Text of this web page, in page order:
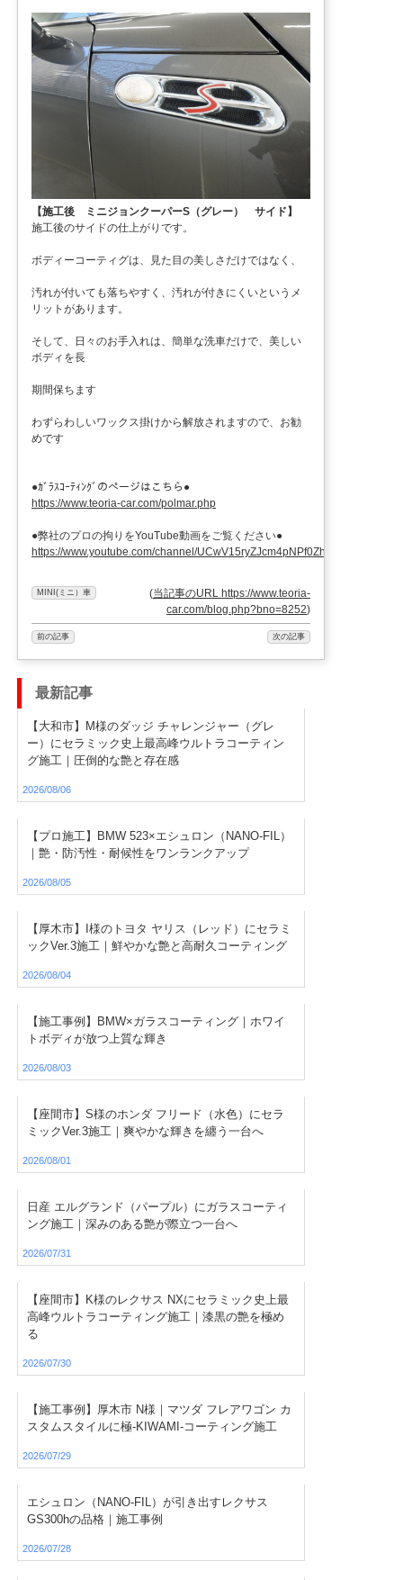
【施工後 ミニジョンクーパーS（グレー） サイド】
施工後のサイドの仕上がりです。
ボディーコーティグは、見た目の美しさだけではなく、
汚れが付いても落ちやすく、汚れが付きにくいというメ
リットがあります。
そして、日々のお手入れは、簡単な洗車だけで、美しい
ボディを長
期間保ちます
わずらわしいワックス掛けから解放されますので、お勧
めです
●ｶﾞﾗｽｺｰﾃｨﾝｸﾞのぺージはこちら●
https://www.teoria-car.com/polmar.php
●弊社のプロの拘りをYouTube動画をご覧ください●
https://www.youtube.com/channel/UCwV15ryZJcm4pNPf0ZhXu9g
MINI(ミニ）車 (当記事のURL https://www.teoria-
car.com/blog.php?bno=8252)
前の記事 次の記事
最新記事
【大和市】M様のダッジ チャレンジャー（グレ
ー）にセラミック史上最高峰ウルトラコーティン
グ施工｜圧倒的な艶と存在感
2026/08/06
【プロ施工】BMW 523×エシュロン（NANO-FIL）
｜艶・防汚性・耐候性をワンランクアップ
2026/08/05
【厚木市】I様のトヨタ ヤリス（レッド）にセラミ
ックVer.3施工｜鮮やかな艶と高耐久コーティング
2026/08/04
【施工事例】BMW×ガラスコーティング｜ホワイ
トボディが放つ上質な輝き
2026/08/03
【座間市】S様のホンダ フリード（水色）にセラ
ミックVer.3施工｜爽やかな輝きを纏う一台へ
2026/08/01
日産 エルグランド（パープル）にガラスコーティ
ング施工｜深みのある艶が際立つ一台へ
2026/07/31
【座間市】K様のレクサス NXにセラミック史上最
高峰ウルトラコーティング施工｜漆黒の艶を極め
る
2026/07/30
【施工事例】厚木市 N様｜マツダ フレアワゴン カ
スタムスタイルに極-KIWAMI-コーティング施工
2026/07/29
エシュロン（NANO-FIL）が引き出すレクサス
GS300hの品格｜施工事例
2026/07/28